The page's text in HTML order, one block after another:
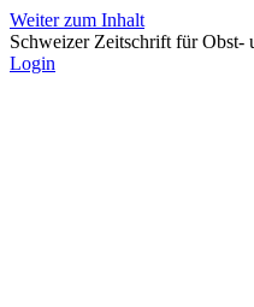
Weiter zum Inhalt
Schweizer Zeitschrift für Obst-
Login